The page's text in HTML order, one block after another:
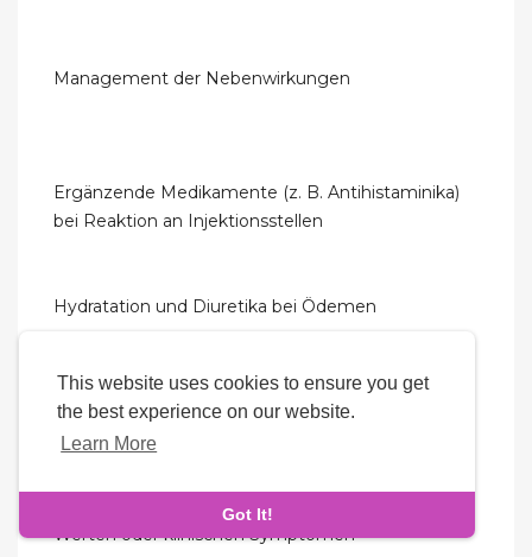
This website uses cookies to ensure you get
the best experience on our website.
Learn More
Got It!
Management der Nebenwirkungen
Ergänzende Medikamente (z. B. Antihistaminika)
bei Reaktion an Injektionsstellen
Hydratation und Diuretika bei Ödemen
Blutzuckerkontrolle durch regelmäßige
Messungen
Anpassung der Dosierung bei abnormalen IGF-1-
Werten oder klinischen Symptomen